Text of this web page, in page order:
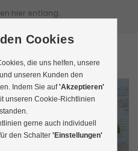
hier entlang.
Cookies
die uns helfen, unsere
unseren Kunden den
Indem Sie auf'Akzeptieren'
unseren Cookie-Richtlinien
gerne auch individuell
den Schalter 'Einstellungen'